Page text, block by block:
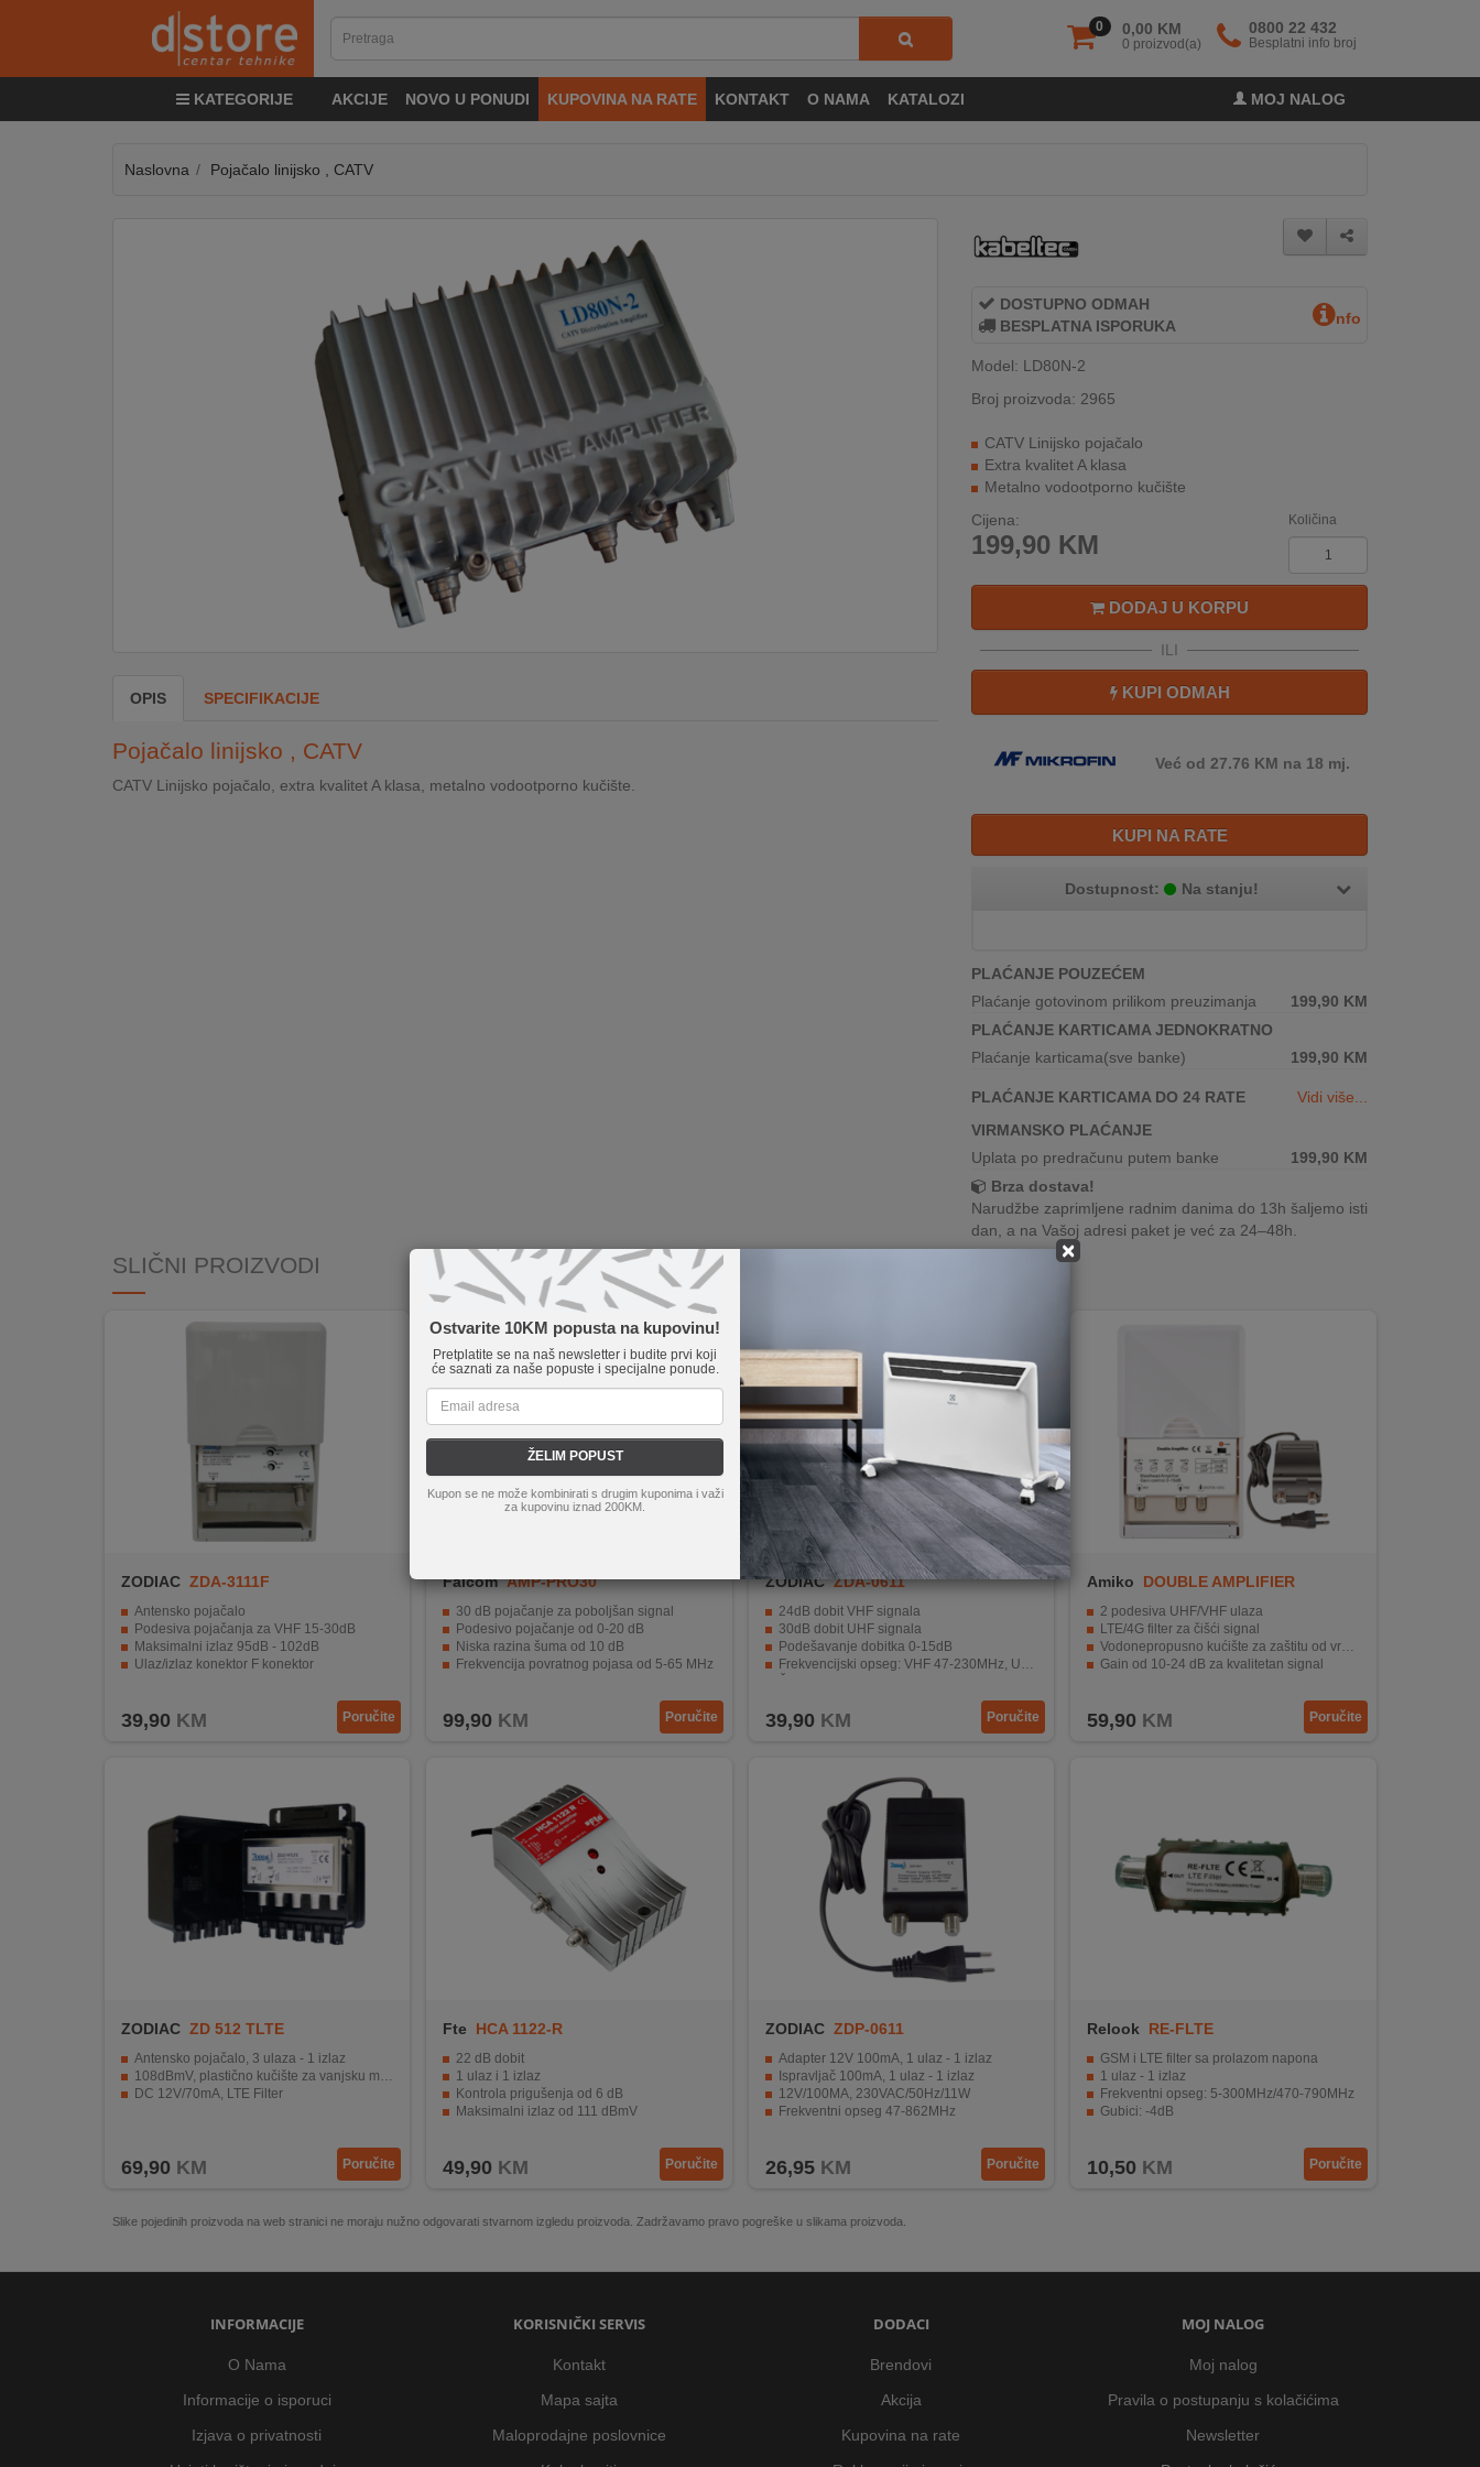
0 0,00 KM
0 proizvod(a)
0800 22 432
Besplatni info broj
KATEGORIJE AKCIJE NOVO U PONUDI KUPOVINA NA RATE KONTAKT O NAMA KATALOZI MOJ NALOG
&
KLIMATIZACIJA
×
Ostvarite 10KM popusta na kupovinu!
Pretplatite se na naš newsletter i budite prvi koji
će saznati za naše popuste i specijalne ponude.
ŽELIM POPUST
Kupon se ne može kombinirati s drugim kuponima i važi
za kupovinu iznad 200KM.
Naslovna Pojačalo linijsko , CATV
OPIS SPECIFIKACIJE
Pojačalo linijsko , CATV
CATV Linijsko pojačalo, extra kvalitet A klasa, metalno vodootporno kučište.
DOSTUPNO ODMAH
BESPLATNA ISPORUKA
nfo
Model: LD80N-2
Broj proizvoda: 2965
CATV Linijsko pojačalo
Extra kvalitet A klasa
Metalno vodootporno kučište
Cijena:
199,90 KM
Količina
DODAJ U KORPU
ILI
KUPI ODMAH
Već od 27.76 KM na 18 mj.
KUPI NA RATE
Dostupnost: Na stanju!
PLAĆANJE POUZEĆEM
Plaćanje gotovinom prilikom preuzimanja
199,90 KM
PLAĆANJE KARTICAMA JEDNOKRATNO
Plaćanje karticama(sve banke)
199,90 KM
PLAĆANJE KARTICAMA DO 24 RATE
Vidi više...
VIRMANSKO PLAĆANJE
Uplata po predračunu putem banke
199,90 KM
Brza dostava!
Narudžbe zaprimljene radnim danima do 13h šaljemo isti
dan, a na Vašoj adresi paket je već za 24–48h.
SLIČNI PROIZVODI
ZODIAC ZDA-3111F
Antensko pojačalo
Podesiva pojačanja za VHF 15-30dB
Maksimalni izlaz 95dB - 102dB
Ulaz/izlaz konektor F konektor
39,90 KM Poručite
Falcom AMP-PRO30
30 dB pojačanje za poboljšan signal
Podesivo pojačanje od 0-20 dB
Niska razina šuma od 10 dB
Frekvencija povratnog pojasа od 5-65 MHz
99,90 KM Poručite
ZODIAC ZDA-0611
24dB dobit VHF signala
30dB dobit UHF signala
Podešavanje dobitka 0-15dB
Frekvencijski opseg: VHF 47-230MHz, UHF 470-860MHz
39,90 KM Poručite
Amiko DOUBLE AMPLIFIER
2 podesiva UHF/VHF ulaza
LTE/4G filter za čišći signal
Vodonepropusno kućište za zaštitu od vremenskih uvjeta
Gain od 10-24 dB za kvalitetan signal
59,90 KM Poručite
ZODIAC ZD 512 TLTE
Antensko pojačalo, 3 ulaza - 1 izlaz
108dBmV, plastično kučište za vanjsku montažu
DC 12V/70mA, LTE Filter
69,90 KM Poručite
Fte HCA 1122-R
22 dB dobit
1 ulaz i 1 izlaz
Kontrola prigušenja od 6 dB
Maksimalni izlaz od 111 dBmV
49,90 KM Poručite
ZODIAC ZDP-0611
Adapter 12V 100mA, 1 ulaz - 1 izlaz
Ispravljač 100mA, 1 ulaz - 1 izlaz
12V/100MA, 230VAC/50Hz/11W
Frekventni opseg 47-862MHz
26,95KM Poručite
Relook RE-FLTE
GSM i LTE filter sa prolazom napona
1 ulaz - 1 izlaz
Frekventni opseg: 5-300MHz/470-790MHz
Gubici: -4dB
10,50 KM Poručite
Slike pojedinih proizvoda na web stranici ne moraju nužno odgovarati stvarnom izgledu proizvoda. Zadržavamo pravo pogreške u slikama proizvoda.
INFORMACIJE
O Nama
Informacije o isporuci
Izjava o privatnosti
KORISNIČKI SERVIS
Kontakt
Mapa sajta
Maloprodajne poslovnice
DODACI
Brendovi
Akcija
Kupovina na rate
MOJ NALOG
Moj nalog
Pravila o postupanju s kolačićima
Newsletter